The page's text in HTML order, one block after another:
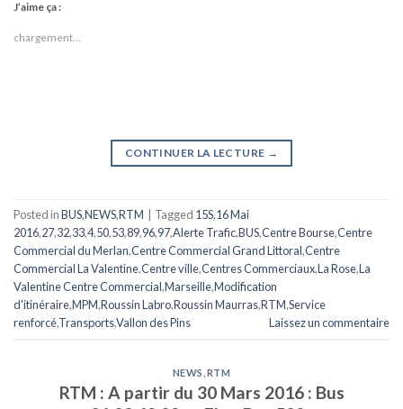
J’aime ça :
chargement…
CONTINUER LA LECTURE →
Posted inBUS,NEWS,RTM Tagged 15S,16 Mai
2016,27,32,33,4,50,53,89,96,97,Alerte Trafic,BUS,Centre Bourse,Centre
Commercial du Merlan,Centre Commercial Grand Littoral,Centre
Commercial La Valentine,Centre ville,Centres Commerciaux,La Rose,La
Valentine Centre Commercial,Marseille,Modification
d'itinéraire,MPM,Roussin Labro,Roussin Maurras,RTM,Service
renforcé,Transports,Vallon des Pins Laissez un commentaire
NEWS RTM
RTM : A partir du 30 Mars 2016 : Bus